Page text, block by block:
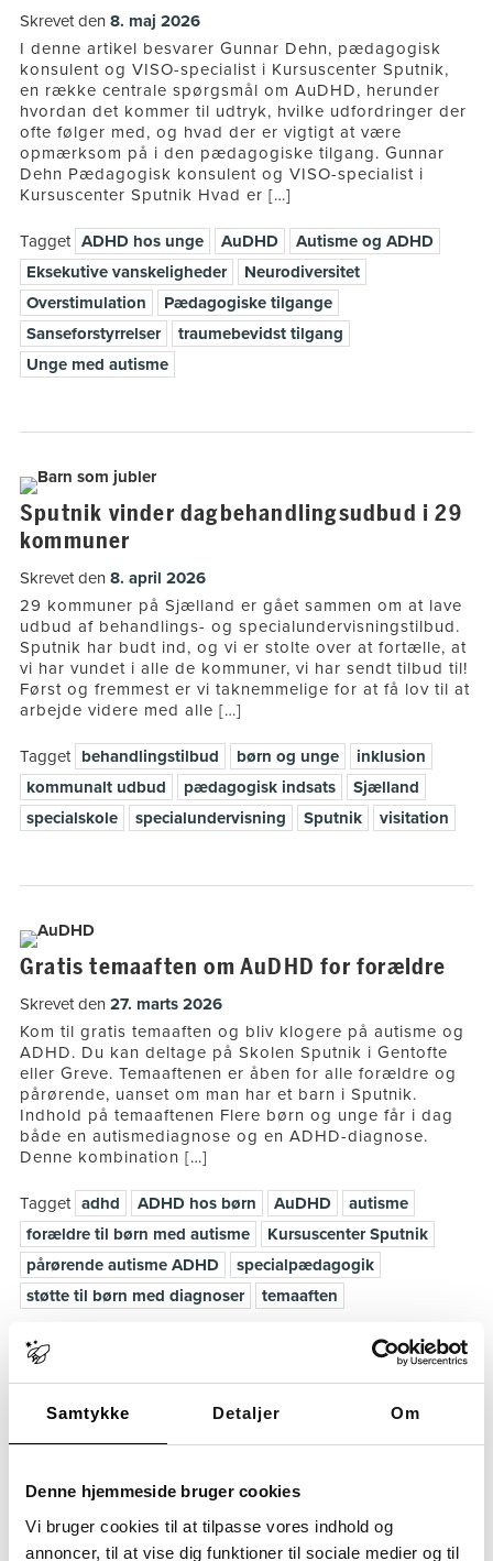
Samtykke Detaljer Om
Denne hjemmeside bruger cookies
Vi bruger cookies til at tilpasse vores indhold og
annoncer, til at vise dig funktioner til sociale medier og til
Skrevet den 8. maj 2026
I denne artikel besvarer Gunnar Dehn, pædagogisk
konsulent og VISO-specialist i Kursuscenter Sputnik,
en række centrale spørgsmål om AuDHD, herunder
hvordan det kommer til udtryk, hvilke udfordringer der
ofte følger med, og hvad der er vigtigt at være
opmærksom på i den pædagogiske tilgang. Gunnar
Dehn Pædagogisk konsulent og VISO-specialist i
Kursuscenter Sputnik Hvad er […]
Tagget ADHD hos unge AuDHD
Autisme og ADHD
Eksekutive vanskeligheder
Neurodiversitet
Overstimulation
Pædagogiske tilgange
Sanseforstyrrelser
traumebevidst tilgang
Unge med autisme
Sputnik vinder dagbehandlingsudbud i 29
kommuner
Skrevet den 8. april 2026
29 kommuner på Sjælland er gået sammen om at lave
udbud af behandlings- og specialundervisningstilbud.
Sputnik har budt ind, og vi er stolte over at fortælle, at
vi har vundet i alle de kommuner, vi har sendt tilbud til!
Først og fremmest er vi taknemmelige for at få lov til at
arbejde videre med alle […]
Tagget behandlingstilbud børn og unge
inklusion
kommunalt udbud
pædagogisk indsats
Sjælland
specialskole
specialundervisning Sputnik visitation
Gratis temaaften om AuDHD for forældre
Skrevet den 27. marts 2026
Kom til gratis temaaften og bliv klogere på autisme og
ADHD. Du kan deltage på Skolen Sputnik i Gentofte
eller Greve. Temaaftenen er åben for alle forældre og
pårørende, uanset om man har et barn i Sputnik.
Indhold på temaaftenen Flere børn og unge får i dag
både en autismediagnose og en ADHD-diagnose.
Denne kombination […]
Tagget adhd ADHD hos børn AuDHD
autisme
forældre til børn med autisme
Kursuscenter Sputnik
pårørende autisme ADHD
specialpædagogik
støtte til børn med diagnoser
temaaften
7 spørgsmål og svar om selektiv mutisme
Denne faglige Q&A giver dig svar på, hvad selektiv